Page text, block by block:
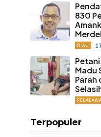
830
RIAU
Madu
Parah
Terpopuler